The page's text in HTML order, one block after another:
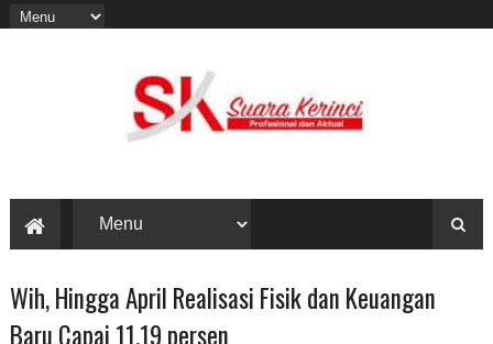
Wih, Hingga April Realisasi Fisik dan Keuangan
Baru Capai 11,19 persen